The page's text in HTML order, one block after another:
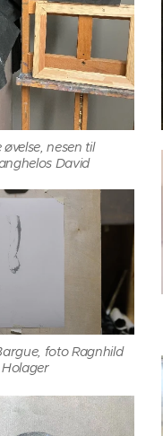
øvelse, nesen til
David
foto Ragnhild
Holager